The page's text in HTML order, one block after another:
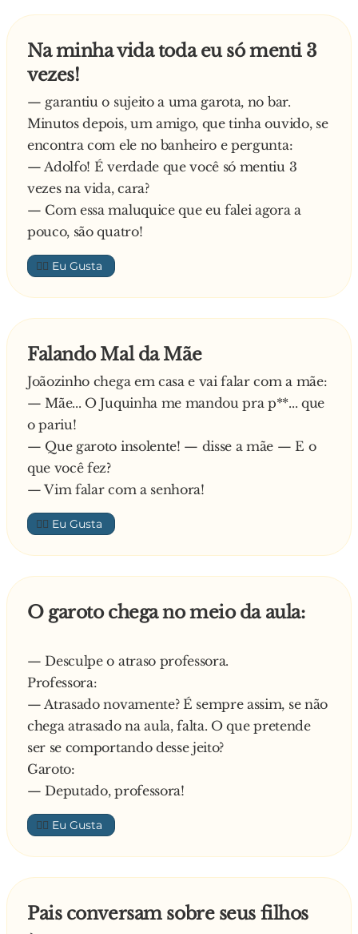
Na minha vida toda eu só menti 3
vezes!
— garantiu o sujeito a uma garota, no bar.
Minutos depois, um amigo, que tinha ouvido, se
encontra com ele no banheiro e pergunta:
— Adolfo! É verdade que você só mentiu 3
vezes na vida, cara?
— Com essa maluquice que eu falei agora a
pouco, são quatro!
👍🏼
Falando Mal da Mãe
Joãozinho chega em casa e vai falar com a mãe:
— Mãe... O Juquinha me mandou pra p**... que
o pariu!
— Que garoto insolente! — disse a mãe — E o
que você fez?
— Vim falar com a senhora!
👍🏼
O garoto chega no meio da aula:
— Desculpe o atraso professora.
Professora:
— Atrasado novamente? É sempre assim, se não
chega atrasado na aula, falta. O que pretende
ser se comportando desse jeito?
Garoto:
— Deputado, professora!
👍🏼
Pais conversam sobre seus filhos